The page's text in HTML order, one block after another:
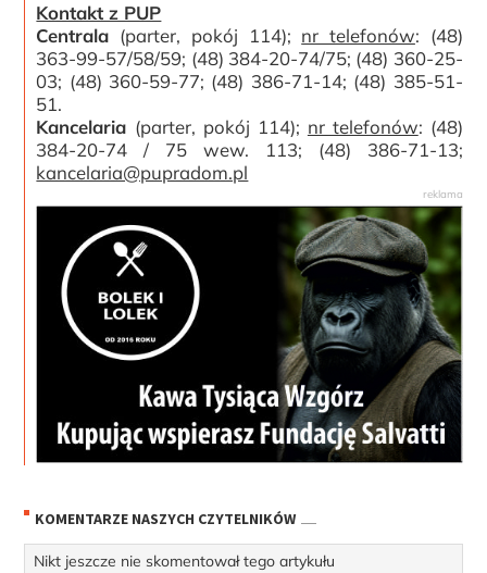
Kontakt z PUP
Centrala (parter, pokój 114); nr telefonów: (48)
363-99-57/58/59; (48) 384-20-74/75; (48) 360-25-
03; (48) 360-59-77; (48) 386-71-14; (48) 385-51-
51.
Kancelaria (parter, pokój 114); nr telefonów: (48)
384-20-74 / 75 wew. 113; (48) 386-71-13;
kancelaria@pupradom.pl
KOMENTARZE NASZYCH CZYTELNIKÓW
Nikt jeszcze nie skomentował tego artykułu